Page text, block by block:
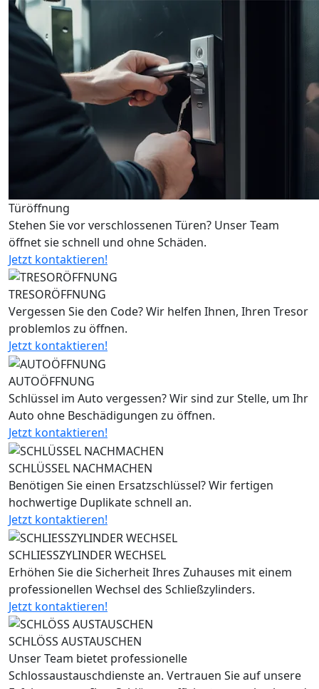
Türöffnung
Stehen Sie vor verschlossenen Türen? Unser Team
öffnet sie schnell und ohne Schäden.
Jetzt kontaktieren!
TRESORÖFFNUNG
Vergessen Sie den Code? Wir helfen Ihnen, Ihren Tresor
problemlos zu öffnen.
Jetzt kontaktieren!
AUTOÖFFNUNG
Schlüssel im Auto vergessen? Wir sind zur Stelle, um Ihr
Auto ohne Beschädigungen zu öffnen.
Jetzt kontaktieren!
SCHLÜSSEL NACHMACHEN
Benötigen Sie einen Ersatzschlüssel? Wir fertigen
hochwertige Duplikate schnell an.
Jetzt kontaktieren!
SCHLIESSZYLINDER WECHSEL
Erhöhen Sie die Sicherheit Ihres Zuhauses mit einem
professionellen Wechsel des Schließzylinders.
Jetzt kontaktieren!
SCHLÖSS AUSTAUSCHEN
Unser Team bietet professionelle
Schlossaustauschdienste an. Vertrauen Sie auf unsere